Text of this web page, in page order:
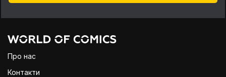
Про нас
Контакти